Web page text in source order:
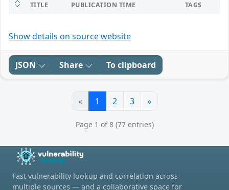
TITLE PUBLICATION TIME TAGS
Show details on source website
JSON Share To clipboard
« 1 2 3 »
Page 1 of 8 (77 entries)
Fast vulnerability lookup and correlation across
multiple sources — and a collaborative space for